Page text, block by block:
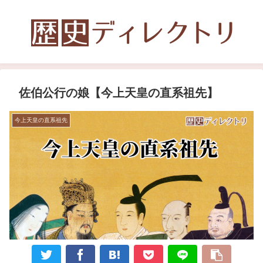
佐伯公行の娘【今上天皇の直系祖先】
今上天皇の直系祖先